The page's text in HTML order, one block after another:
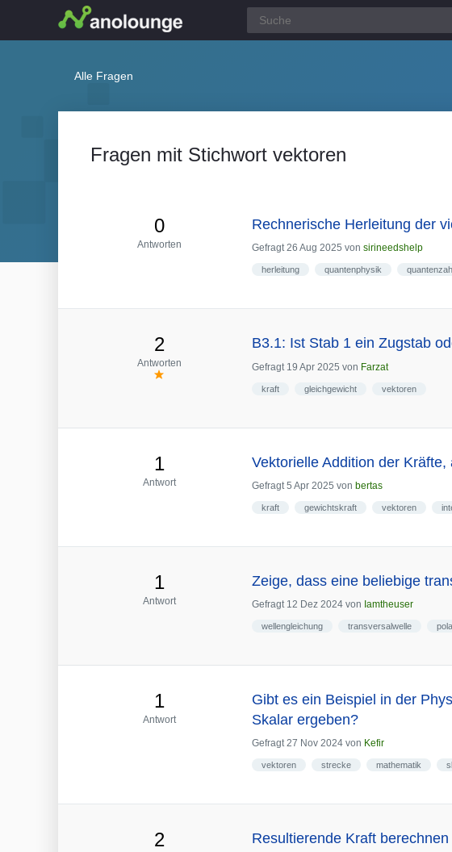
Alle Fragen
Fragen mit Stichwort vektoren
0
Antworten
Rechnerische Herleitung der
Gefragt 26 Aug 2025 von sirineedshelp
herleitung quantenphysik
2
Antworten
B3.1: Ist Stab 1 ein Zugstab
Gefragt 19 Apr 2025 von Farzat
kraft gleichgewicht vektoren
1
Antwort
Vektorielle Addition der
Gefragt 5 Apr 2025 von bertas
kraft gewichtskraft vektoren
1
Antwort
Zeige, dass eine beliebige
Gefragt 12 Dez 2024 von Iamtheuser
wellengleichung transversalwelle
1
Antwort
Gibt es ein Beispiel in der
Skalar ergeben?
Gefragt 27 Nov 2024 von Kefir
vektoren strecke mathematik
2 Resultierende Kraft